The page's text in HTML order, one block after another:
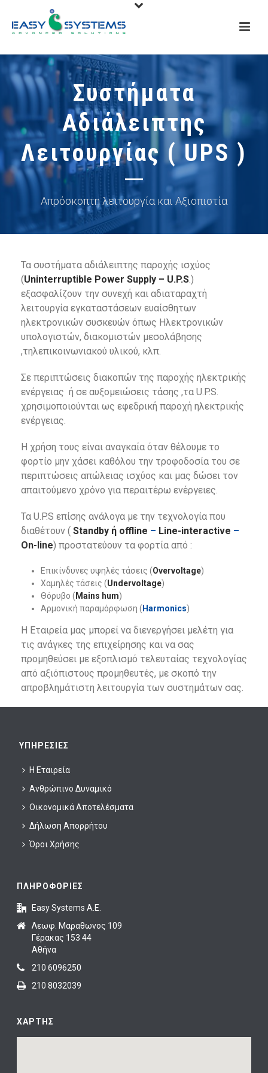
Συστήματα
Αδιάλειπτης
Λειτουργίας ( UPS )
Απρόσκοπτη λειτουργία και Αξιοπιστία
Τα συστήματα αδιάλειπτης παροχής ισχύος
(Uninterruptible Power Supply – U.P.S.)
εξασφαλίζουν την συνεχή και αδιαταραχτή
λειτουργία εγκαταστάσεων ευαίσθητων
ηλεκτρονικών συσκευών όπως Ηλεκτρονικών
υπολογιστών, διακομιστών μεσολάβησης
,τηλεπικοινωνιακού υλικού, κλπ.
Σε περιπτώσεις διακοπών της παροχής ηλεκτρικής
ενέργειας ή σε αυξομειώσεις τάσης ,τα U.P.S.
χρησιμοποιούνται ως εφεδρική παροχή ηλεκτρικής
ενέργειας.
Η χρήση τους είναι αναγκαία όταν θέλουμε το
φορτίο μην χάσει καθόλου την τροφοδοσία του σε
περιπτώσεις απώλειας ισχύος και μας δώσει τον
απαιτούμενο χρόνο για περαιτέρω ενέργειες.
Τα U.P.S επίσης ανάλογα με την τεχνολογία που
διαθέτουν ( Standby ή offline – Line-interactive –
On-line) προστατεύουν τα φορτία από :
Επικίνδυνες υψηλές τάσεις (Overvoltage)
Χαμηλές τάσεις (Undervoltage)
Θόρυβο ( Mains hum)
Αρμονική παραμόρφωση ( Harmonics)
Η Εταιρεία μας μπορεί να διενεργήσει μελέτη για
τις ανάγκες της επιχείρησης και να σας
προμηθεύσει με εξοπλισμό τελευταίας τεχνολογίας
από αξιόπιστους προμηθευτές, με σκοπό την
απροβλημάτιστη λειτουργία των συστημάτων σας.
ΥΠΗΡΕΣΊΕΣ
Η Εταιρεία
Ανθρώπινο Δυναμικό
Οικονομικά Αποτελέσματα
Δήλωση Απορρήτου
Όροι Χρήσης
ΠΛΗΡΟΦΟΡΙΕΣ
Easy Systems A.E.
Λεωφ. Μαραθωνος 109
Γέρακας 153 44
Αθήνα
210 6096250
210 8032039
ΧΑΡΤΗΣ